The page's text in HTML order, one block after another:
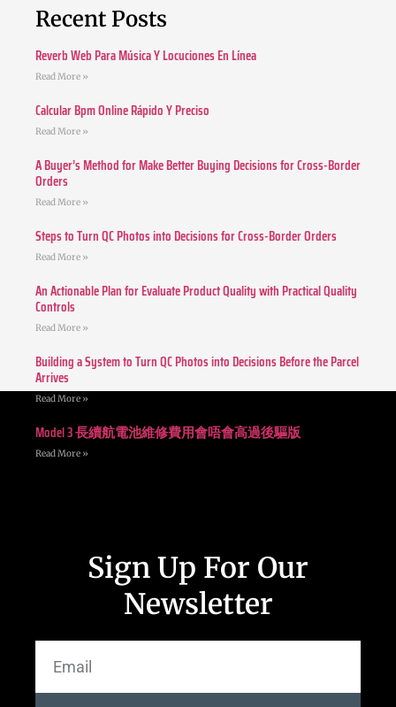
Recent Posts
Reverb Web Para Música Y Locuciones En Línea
Read More »
Calcular Bpm Online Rápido Y Preciso
Read More »
A Buyer’s Method for Make Better Buying Decisions for Cross-Border
Orders
Read More »
Steps to Turn QC Photos into Decisions for Cross-Border Orders
Read More »
An Actionable Plan for Evaluate Product Quality with Practical Quality
Controls
Read More »
Building a System to Turn QC Photos into Decisions Before the Parcel
Arrives
Read More »
Model 3 長續航電池維修費用會唔會高過後驅版
Read More »
Sign Up For Our
Newsletter